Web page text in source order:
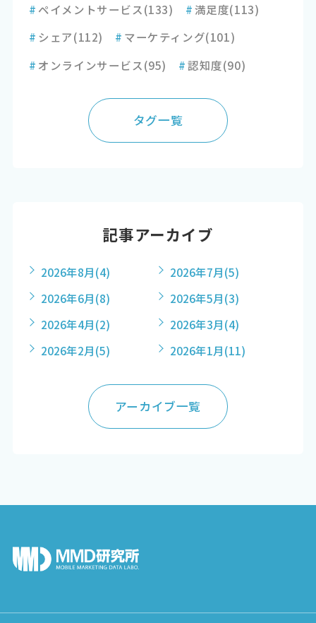
# ペイメントサービス(133) #満足度(113)
# シェア(112) # マーケティング(101)
# オンラインサービス(95) #認知度(90)
タグ一覧
記事アーカイブ
2026年8月(4) 2026年7月(5)
2026年6月(8) 2026年5月(3)
2026年4月(2) 2026年3月(4)
2026年2月(5) 2026年1月(11)
アーカイブ一覧